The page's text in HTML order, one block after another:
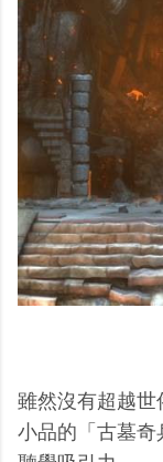
雖然沒有超越
小品的「古墓奇